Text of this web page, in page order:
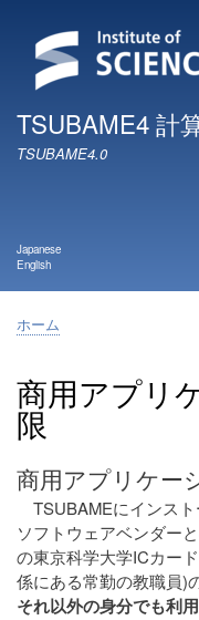
TSUBAME4 計
TSUBAME4.0
Japanese
English
パ
く
ず
ホーム
商用アプリ
限
商用アプリケー
TSUBAMEにインスト
ソフトウェアベンダー
の東京科学大学ICカー
係にある常勤の教職員)
それ以外の身分でも利